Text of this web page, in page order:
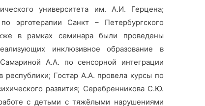
университета им. А.И. Герцена;
эрготерапии Санкт – Петербургского
в рамках семинара были проведены
инклюзивное образование в
А.А. по сенсорной интеграции
Гостар А.А. провела курсы по
развития; Серебренникова С.Ю.
с детьми с тяжёлыми нарушениями